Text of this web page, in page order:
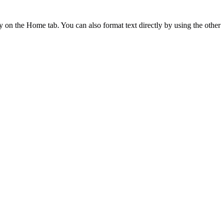
the Home tab. You can also format text directly by using the other